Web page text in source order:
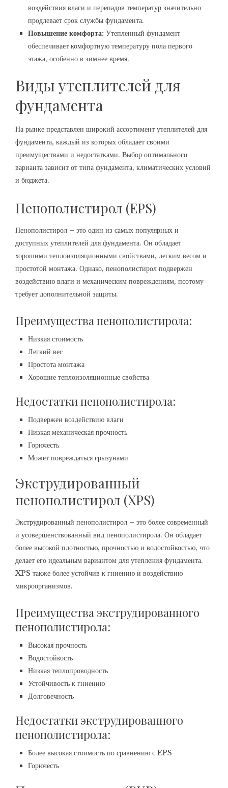
воздействия влаги и перепадов температур значительно
продлевает срок службы фундамента.
Повышение комфорта: Утепленный фундамент
обеспечивает комфортную температуру пола первого
этажа, особенно в зимнее время.
Виды утеплителей для
фундамента
На рынке представлен широкий ассортимент утеплителей для
фундамента, каждый из которых обладает своими
преимуществами и недостатками. Выбор оптимального
варианта зависит от типа фундамента, климатических условий
и бюджета.
Пенополистирол (EPS)
Пенополистирол – это один из самых популярных и
доступных утеплителей для фундамента. Он обладает
хорошими теплоизоляционными свойствами, легким весом и
простотой монтажа. Однако, пенополистирол подвержен
воздействию влаги и механическим повреждениям, поэтому
требует дополнительной защиты.
Преимущества пенополистирола:
Низкая стоимость
Легкий вес
Простота монтажа
Хорошие теплоизоляционные свойства
Недостатки пенополистирола:
Подвержен воздействию влаги
Низкая механическая прочность
Горючесть
Может повреждаться грызунами
Экструдированный
пенополистирол (XPS)
Экструдированный пенополистирол – это более современный
и усовершенствованный вид пенополистирола. Он обладает
более высокой плотностью, прочностью и водостойкостью, что
делает его идеальным вариантом для утепления фундамента.
XPS также более устойчив к гниению и воздействию
микроорганизмов.
Преимущества экструдированного
пенополистирола:
Высокая прочность
Водостойкость
Низкая теплопроводность
Устойчивость к гниению
Долговечность
Недостатки экструдированного
пенополистирола:
Более высокая стоимость по сравнению с EPS
Горючесть